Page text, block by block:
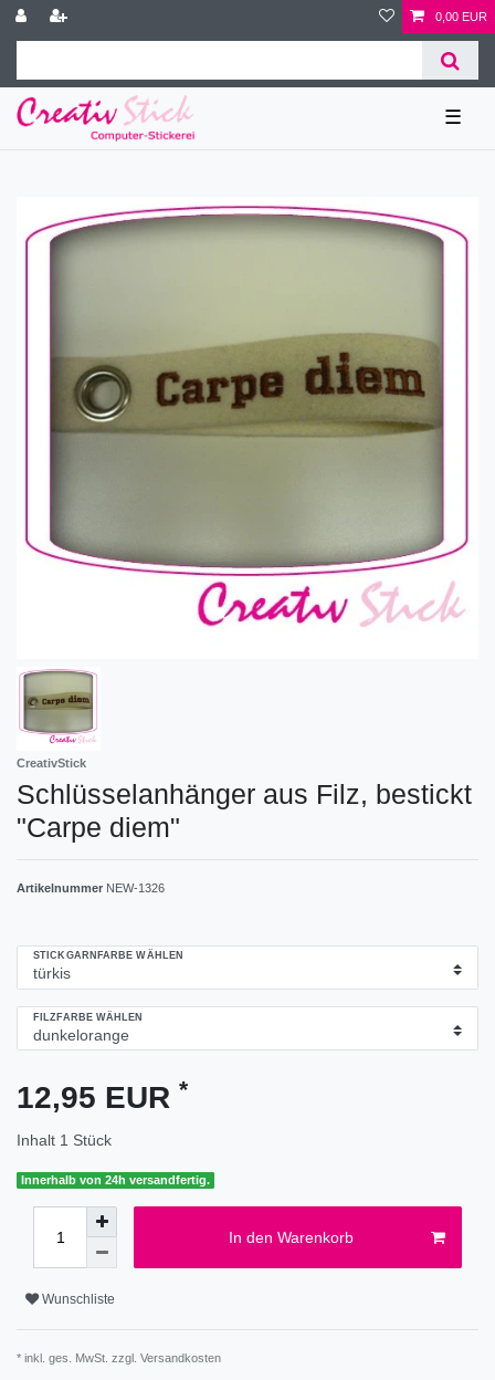
0,00 EUR
☰
CreativStick
Schlüsselanhänger aus Filz, bestickt
"Carpe diem"
Artikelnummer NEW-1326
STICKGARNFARBE WÄHLEN
FILZFARBE WÄHLEN
12,95 EUR *
Inhalt 1 Stück
Innerhalb von 24h versandfertig.
In den Warenkorb
Wunschliste
* inkl. ges. MwSt. zzgl. Versandkosten